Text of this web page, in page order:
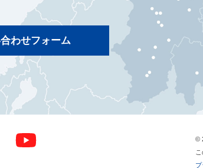
わせフォーム
©